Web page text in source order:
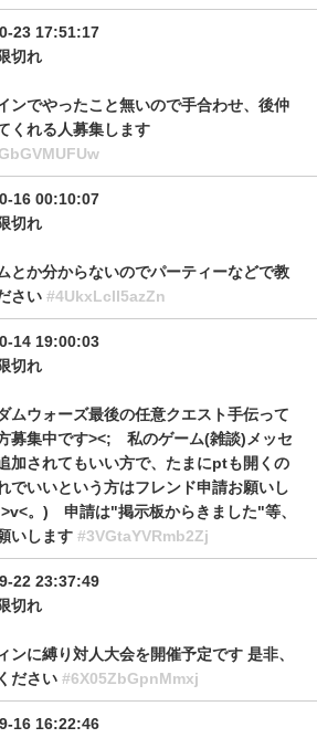
23 17:51:17
切れ
ンでやったこと無いので手合わせ、後仲
くれる人募集します
16 00:10:07
切れ
とか分からないのでパーティーなどで教
さい #4UkxLcll5azZn
14 19:00:03
切れ
ムウォーズ最後の任意クエスト手伝って
募集中です><; 私のゲーム(雑談)メッセ
加されてもいい方で、たまにptも開くの
でいいという方はフレンド申請お願いし
>v<。) 申請は"掲示板からきました"等、
いします #3VGtaYVRmb2Zj
22 23:37:49
切れ
ンに縛り対人大会を開催予定です 是非、
ださい #6X05ZbGpnMmxj
16 16:22:46